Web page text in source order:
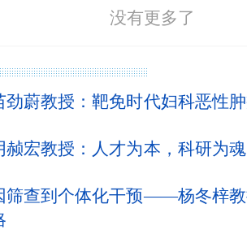
没有更多了
劲蔚教授：靶免时代妇科恶性
赪宏教授：人才为本，科研为
筛查到个体化干预——杨冬梓